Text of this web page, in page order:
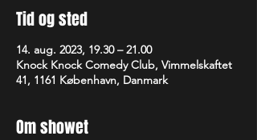
Tid og sted
14. aug. 2023, 19.30 – 21.00
Knock Knock Comedy Club, Vimmelskaftet
41, 1161 København, Danmark
Om showet